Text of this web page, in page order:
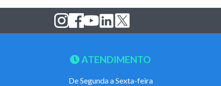
ATENDIMENTO
De Segunda a Sexta-feira